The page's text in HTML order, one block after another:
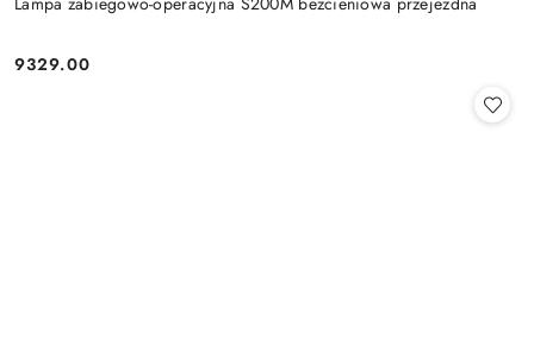
Cena:
9329.00